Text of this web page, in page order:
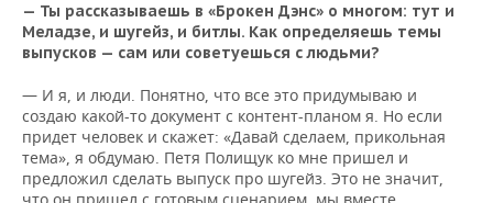
— Ты рассказываешь в «Брокен Дэнс» о многом: тут и
Меладзе, и шугейз, и битлы. Как определяешь темы
выпусков — сам или советуешься с людьми?
— И я, и люди. Понятно, что все это придумываю и
создаю какой-то документ с контент-планом я. Но если
придет человек и скажет: «Давай сделаем, прикольная
тема», я обдумаю. Петя Полищук ко мне пришел и
предложил сделать выпуск про шугейз. Это не значит,